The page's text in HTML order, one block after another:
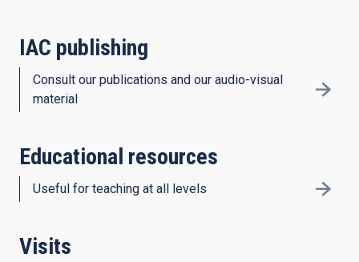
IAC publishing
Consult our publications and our audio-visual
material
Educational resources
Useful for teaching at all levels
Visits